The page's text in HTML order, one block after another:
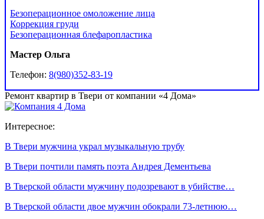
Безоперационное омоложение лица
Коррекция груди
Безоперационная блефаропластика
Мастер Ольга
Телефон: 8(980)352-83-19
Ремонт квартир в Твери от компании «4 Дома»
Интересное:
В Твери мужчина украл музыкальную трубу
В Твери почтили память поэта Андрея Дементьева
В Тверской области мужчину подозревают в убийстве…
В Тверской области двое мужчин обокрали 73-летнюю…